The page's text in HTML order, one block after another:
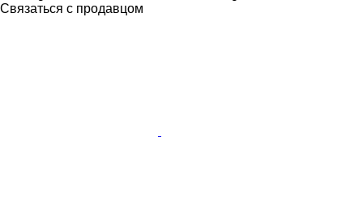
Связаться с продавцом